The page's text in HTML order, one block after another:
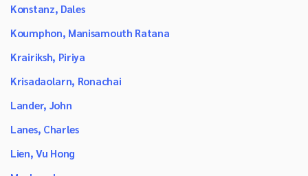
Konstanz, Dales
Koumphon, Manisamouth Ratana
Krairiksh, Piriya
Krisadaolarn, Ronachai
Lander, John
Lanes, Charles
Lien, Vu Hong